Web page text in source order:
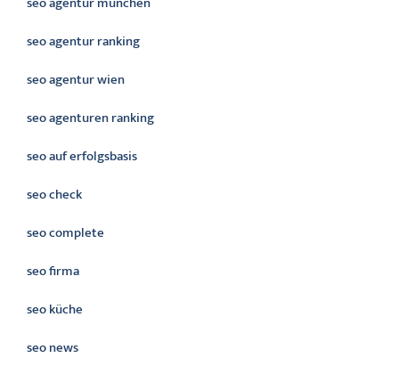
seo agentur ranking
seo agentur wien
seo agenturen ranking
seo auf erfolgsbasis
seo check
seo complete
seo firma
seo küche
seo news